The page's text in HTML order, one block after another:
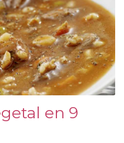
en 9